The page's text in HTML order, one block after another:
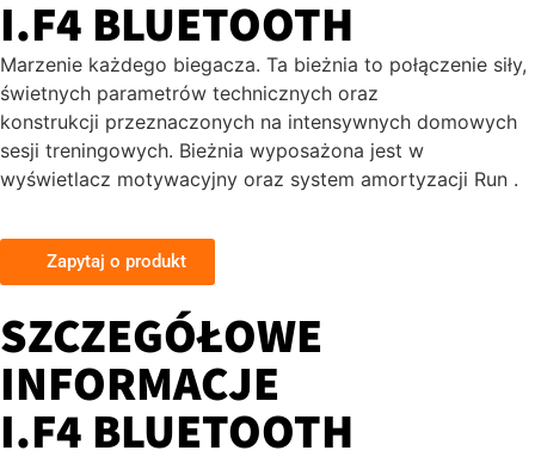
I.F4 BLUETOOTH
Marzenie każdego biegacza. Ta bieżnia to połączenie siły,
świetnych parametrów technicznych oraz
konstrukcji przeznaczonych na intensywnych domowych
sesji treningowych. Bieżnia wyposażona jest w
wyświetlacz motywacyjny oraz system amortyzacji Run .
Zapytaj o produkt
SZCZEGÓŁOWE
INFORMACJE
I.F4 BLUETOOTH